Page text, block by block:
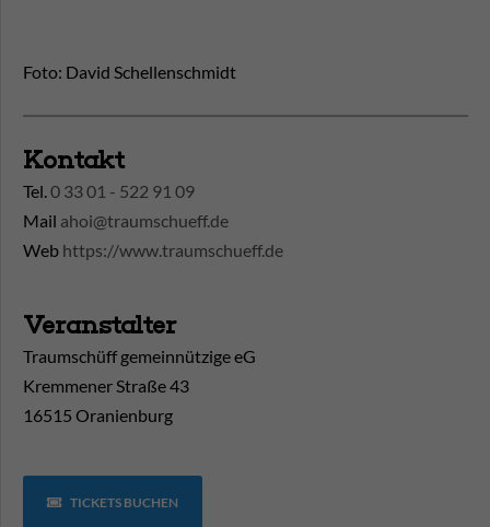
Foto: David Schellenschmidt
Kontakt
Tel.0 33 01 - 522 91 09
Mail ahoi@traumschueff.de
Web https://www.traumschueff.de
Veranstalter
Traumschüff gemeinnützige eG
Kremmener Straße 43
16515 Oranienburg
TICKETS BUCHEN